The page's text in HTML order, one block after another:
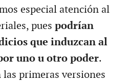
especial atención al
pues podrían
que induzcan al
uno u otro poder.
las primeras versiones